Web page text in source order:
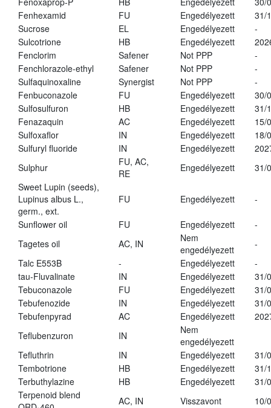
Fenhexamid
FU Engedélyezett
31/
Sucrose
EL Engedélyezett
-
Sulcotrione
HB Engedélyezett
Fenclorim
Safener Not PPP
-
Fenchlorazole-ethyl
Safener Not PPP
-
Sulfaquinoxaline
Synergist Not PPP
-
Fenbuconazole
FU Engedélyezett
30/
Sulfosulfuron
HB Engedélyezett
31/
Fenazaquin
AC Engedélyezett
15/
Sulfoxaflor
IN Engedélyezett
18/
Sulfuryl fluoride
IN Engedélyezett
Sulphur
FU, AC,
RE
Engedélyezett
31/
Sweet Lupin (seeds),
Lupinus albus L.,
germ., ext.
FU Engedélyezett -
Sunflower oil FU Engedélyezett
-
Tagetes oil
AC, IN
Nem
engedélyezett
-
Talc E553B
- Engedélyezett
-
tau-Fluvalinate
IN Engedélyezett
31/
Tebuconazole
FU Engedélyezett
31/
Tebufenozide
IN Engedélyezett
31/
Tebufenpyrad
AC Engedélyezett
Teflubenzuron
IN
Nem
engedélyezett
Tefluthrin
IN Engedélyezett
31/
Tembotrione
HB Engedélyezett
31/
Terbuthylazine
HB Engedélyezett
31/
Terpenoid blend
AC, IN Visszavont
10/